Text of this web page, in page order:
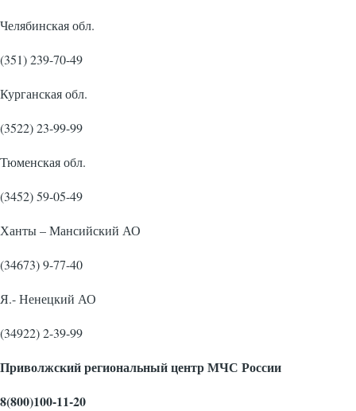
Челябинская обл.
(351) 239-70-49
Курганская обл.
(3522) 23-99-99
Тюменская обл.
(3452) 59-05-49
Ханты – Мансийский АО
(34673) 9-77-40
Я.- Ненецкий АО
(34922) 2-39-99
Приволжский региональный центр МЧС России
8(800)100-11-20